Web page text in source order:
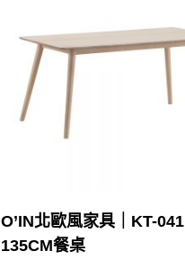
O’IN北歐風家具｜KT-041
135CM餐桌